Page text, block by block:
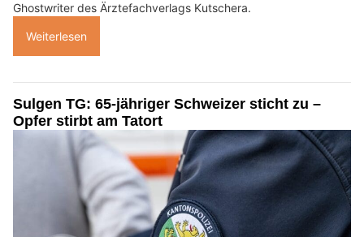
Ghostwriter des Ärztefachverlags Kutschera.
Weiterlesen
Sulgen TG: 65-jähriger Schweizer sticht zu –
Opfer stirbt am Tatort